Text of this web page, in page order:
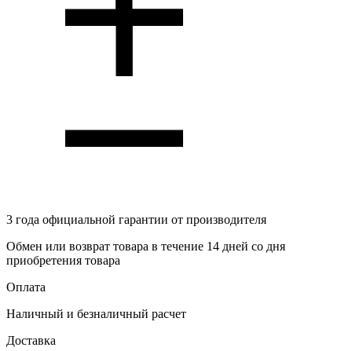
3 года официальной гарантии от производителя
Обмен или возврат товара в течение 14 дней со дня
приобретения товара
Оплата
Наличный и безналичный расчет
Доставка